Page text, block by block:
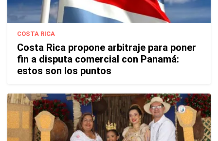
COSTA RICA
Costa Rica propone arbitraje para poner
fin a disputa comercial con Panamá:
estos son los puntos